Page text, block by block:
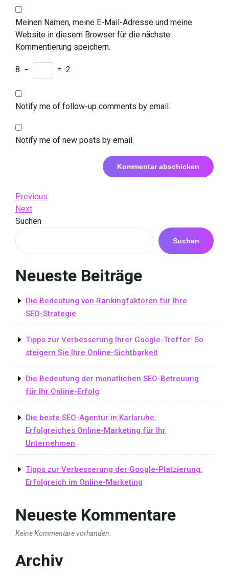
Meinen Namen, meine E-Mail-Adresse und meine
Website in diesem Browser für die nächste
Kommentierung speichern.
8 − = 2
Notify me of follow-up comments by email.
Notify me of new posts by email.
Beitrags-
Navigation
Previous
Post
Previous
Next
Post
Next
Suchen
Suchen
Neueste Beiträge
Die Bedeutung von Rankingfaktoren für Ihre
SEO-Strategie
Tipps zur Verbesserung Ihrer Google-Treffer: So
steigern Sie Ihre Online-Sichtbarkeit
Die Bedeutung der monatlichen SEO-Betreuung
für Ihr Online-Erfolg
Die beste SEO-Agentur in Karlsruhe:
Erfolgreiches Online-Marketing für Ihr
Unternehmen
Tipps zur Verbesserung der Google-Platzierung:
Erfolgreich im Online-Marketing
Neueste Kommentare
Keine Kommentare vorhanden.
Archiv